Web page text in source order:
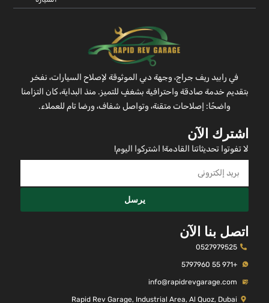
في رابيد ريف جراج، وجهة دبي الموثوقة لإصلاح السيارات، نفخر
بتقديم خدمة صادقة واحترافية بشغفٍ للتميز. منذ البداية، كان التزامنا
واضحًا: إصلاحات متقنة، وتواصل شفاف، ورضا تام للعملاء.
اشترك الآن
لا تفوتوا تحديثاتنا القادمة! اشتركوا اليوم!
يرسل
اتصل بنا الآن
0527979525
+971 55 5797960
info@rapidrevgarage.com
Rapid Rev Garage, Industrial Area, Al Quoz, Dubai